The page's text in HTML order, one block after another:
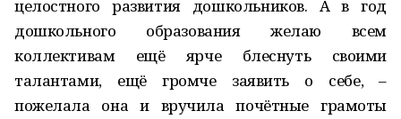
целостного развития дошкольников. А в год
дошкольного образования желаю всем
коллективам ещё ярче блеснуть своими
талантами, ещё громче заявить о себе, –
пожелала она и вручила почётные грамоты